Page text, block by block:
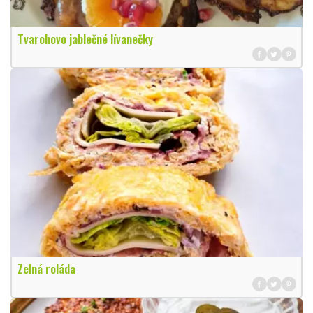
Tvarohovo jablečné lívanečky
Zelná roláda